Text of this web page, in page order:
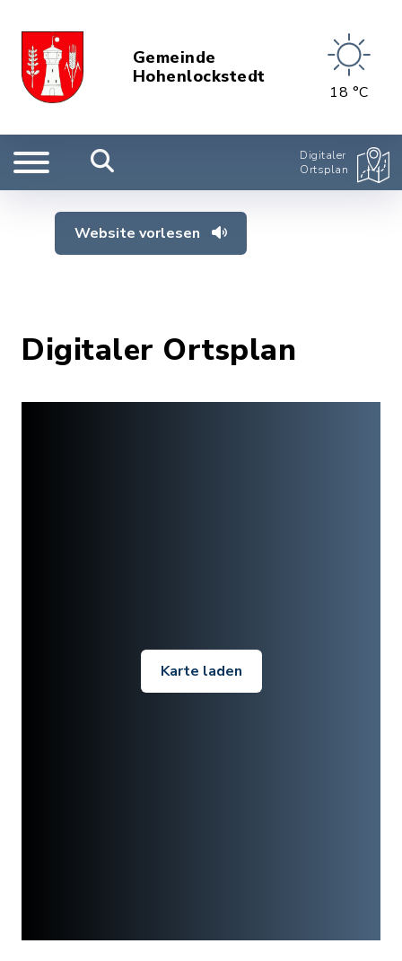
Gemeinde
Hohenlockstedt
18 °C
Digitaler
Ortsplan
Website vorlesen
Digitaler Ortsplan
Karte laden